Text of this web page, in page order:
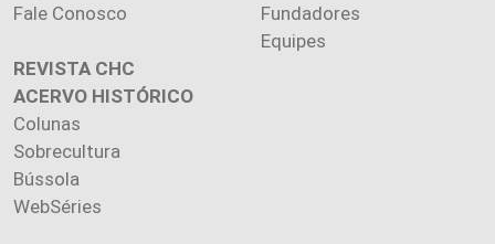
Fale Conosco
Fundadores
Equipes
REVISTA CHC
ACERVO HISTÓRICO
Colunas
Sobrecultura
Bússola
WebSéries